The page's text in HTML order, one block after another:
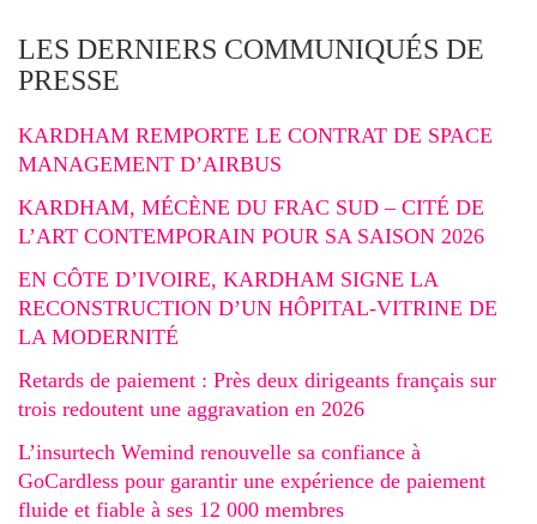
LES DERNIERS COMMUNIQUÉS DE
PRESSE
KARDHAM REMPORTE LE CONTRAT DE SPACE
MANAGEMENT D’AIRBUS
KARDHAM, MÉCÈNE DU FRAC SUD – CITÉ DE
L’ART CONTEMPORAIN POUR SA SAISON 2026
EN CÔTE D’IVOIRE, KARDHAM SIGNE LA
RECONSTRUCTION D’UN HÔPITAL-VITRINE DE
LA MODERNITÉ
Retards de paiement : Près deux dirigeants français sur
trois redoutent une aggravation en 2026
L’insurtech Wemind renouvelle sa confiance à
GoCardless pour garantir une expérience de paiement
fluide et fiable à ses 12 000 membres